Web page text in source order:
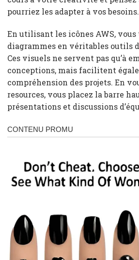
pourriez les adapter à vos besoins.
En utilisant les icônes AWS,
diagrammes en véritables outils
Ces visuels ne servent pas qu’à
conceptions, mais facilitent
compréhension des projets. En
resources, vous placez la barre
présentations et discussions